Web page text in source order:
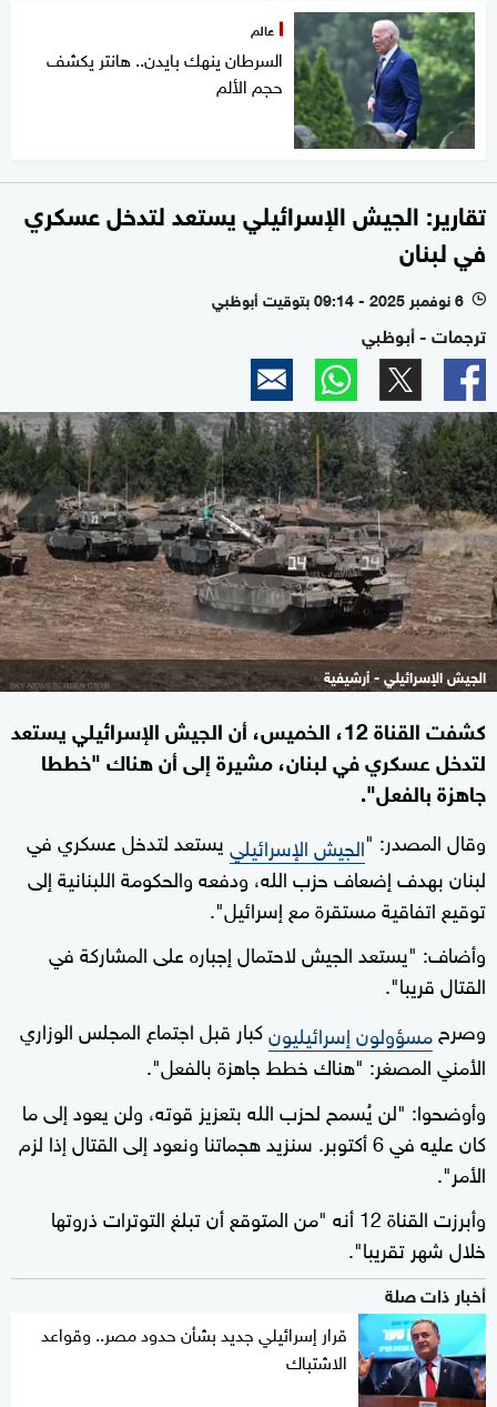
عالم
السرطان ينهك بايدن.. هانتر يكشف
حجم الألم
تقارير: الجيش الإسرائيلي يستعد لتدخل عسكري
في لبنان
l 6 نوفمبر 2025 - 09:14 بتوقيت أبوظبي
ترجمات - أبوظبي
الجيش الإسرائيلي - أرشيفية
كشفت القناة 12، الخميس، أن الجيش الإسرائيلي يستعد
لتدخل عسكري في لبنان، مشيرة إلى أن هناك "خططا
جاهزة بالفعل".
وقال المصدر: "الجيش الإسرائيلييستعد لتدخل عسكري في
لبنان بهدف إضعاف حزب الله، ودفعه والحكومة اللبنانية إلى
توقيع اتفاقية مستقرة مع إسرائيل".
وأضاف: "يستعد الجيش لاحتمال إجباره على المشاركة في
القتال قريبا".
وصرحمسؤولون إسرائيليونكبار قبل اجتماع المجلس الوزاري
الأمني ​​المصغر: "هناك خطط جاهزة بالفعل".
وأوضحوا: "لن يُسمح لحزب الله بتعزيز قوته، ولن يعود إلى ما
كان عليه في 6 أكتوبر. سنزيد هجماتنا ونعود إلى القتال إذا لزم
الأمر".
وأبرزت القناة 12 أنه "من المتوقع أن تبلغ التوترات ذروتها
خلال شهر تقريبا".
أخبار ذات صلة
قرار إسرائيلي جديد بشأن حدود مصر.. وقواعد
الاشتباك